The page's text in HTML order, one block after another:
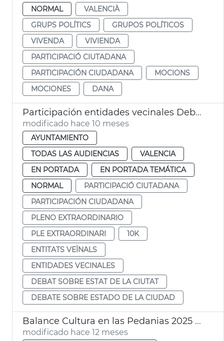
NORMAL
VALENCIÀ
GRUPS POLÍTICS
GRUPOS POLÍTICOS
VIVENDA
VIVIENDA
PARTICIPACIÓ CIUTADANA
PARTICIPACIÓN CIUDADANA
MOCIONS
MOCIONES
DANA
Participación entidades vecinales Debate estado ciudad València
modificado hace 10 meses
AYUNTAMIENTO
TODAS LAS AUDIENCIAS
VALENCIA
EN PORTADA
EN PORTADA TEMÁTICA
NORMAL
PARTICIPACIÓ CIUTADANA
PARTICIPACIÓN CIUDADANA
PLENO EXTRAORDINARIO
PLE EXTRAORDINARI
10K
ENTITATS VEÏNALS
ENTIDADES VECINALES
DEBAT SOBRE ESTAT DE LA CIUTAT
DEBATE SOBRE ESTADO DE LA CIUDAD
Balance Cultura en las Pedanias 2025 Ayuntamiento València
modificado hace 12 meses